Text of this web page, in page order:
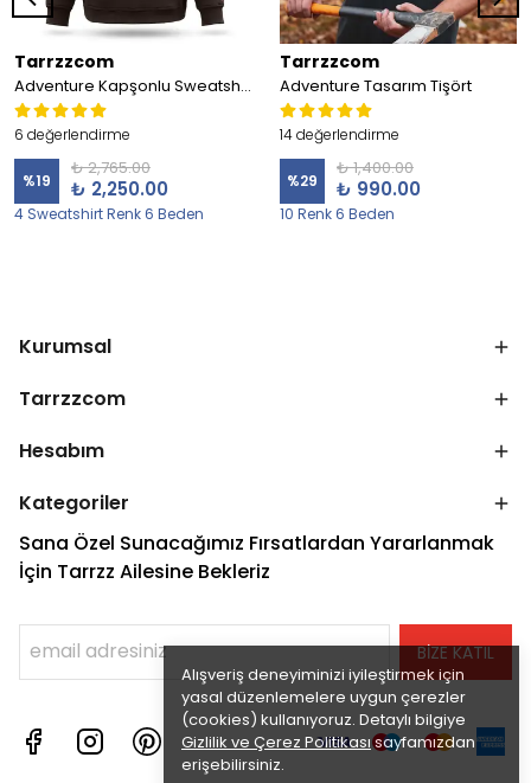
Alışveriş deneyiminizi iyileştirmek için
yasal düzenlemelere uygun çerezler
(cookies) kullanıyoruz. Detaylı bilgiye
Gizlilik ve Çerez Politikasısayfamızdan
erişebilirsiniz.
Tarrzzcom
Adventure Kapşonlu Sweatshirt
6 değerlendirme
%19
₺ 2,765.00
₺ 2,250.00
4 Sweatshirt Renk 6 Beden
Tarrzzcom
Adventure Tasarım Tişört
14 değerlendirme
%29
₺ 1,400.00
₺ 990.00
10 Renk 6 Beden
Kurumsal
Tarrzzcom
Hesabım
Kategoriler
Sana Özel Sunacağımız Fırsatlardan Yararlanmak
İçin Tarrzz Ailesine Bekleriz
BİZE KATIL